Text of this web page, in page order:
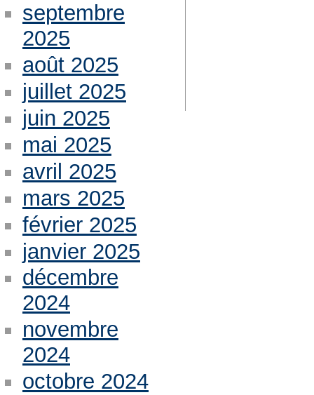
septembre
2025
août 2025
juillet 2025
juin 2025
mai 2025
avril 2025
mars 2025
février 2025
janvier 2025
décembre
2024
novembre
2024
octobre 2024